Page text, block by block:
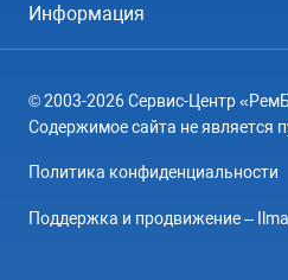
Посудомоечные машины
Кондиционеры
Варочные панели
Электроплиты
Кондиционеры
Информация
География
© 2003-2026 Сервис-Центр
Содержимое сайта не является
Политика конфиденциальности
Поддержка и продвижение –